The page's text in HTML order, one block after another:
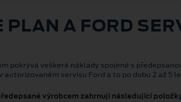
PLAN A FORD
pokrývá veškeré náklady spojené s
servisu Ford a to po dobu 2 až 5
výrobcem zahrnují následující